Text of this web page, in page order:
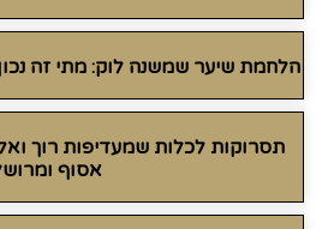
הלחמת שיער שמשנה לוק: מתי זה נכון
תסרוקות לכלות שמעדיפות רוך
אסוף